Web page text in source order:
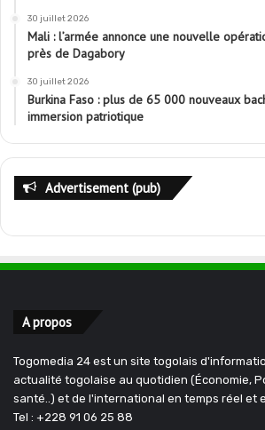
30 juillet 2026
Mali : l’armée annonce une nouvelle
près de Dagabory
30 juillet 2026
Burkina Faso : plus de 65 000 nouveaux
immersion patriotique
Advertisement (pub)
A propos
Togomedia 24 est un site togolais
actualité togolaise au quotidien (Économie,
santé..) et de l'international en temps réel et
Tel : +228 91 06 25 88